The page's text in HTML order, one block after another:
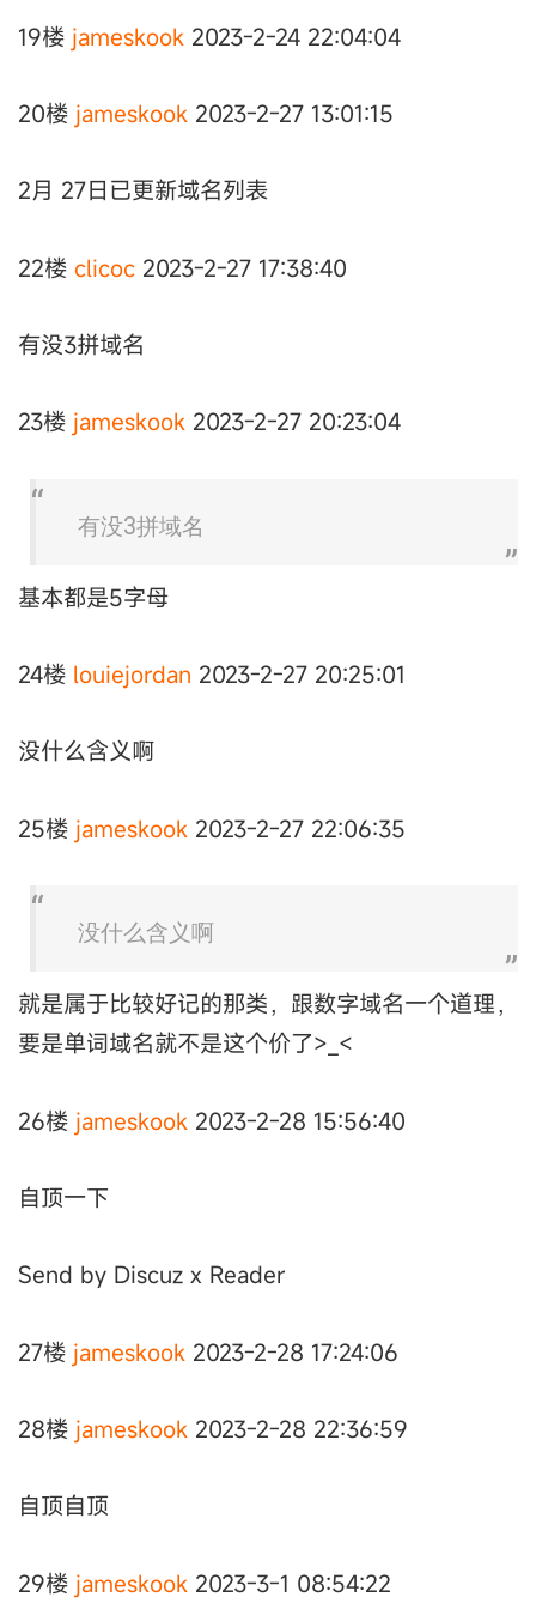
19楼 jameskook 2023-2-24 22:04:04
20楼 jameskook 2023-2-27 13:01:15
2月 27日已更新域名列表
22楼 clicoc 2023-2-27 17:38:40
有没3拼域名
23楼 jameskook 2023-2-27 20:23:04
有没3拼域名
基本都是5字母
24楼 louiejordan 2023-2-27 20:25:01
没什么含义啊
25楼 jameskook 2023-2-27 22:06:35
没什么含义啊
就是属于比较好记的那类，跟数字域名一个道理，
要是单词域名就不是这个价了>_<
26楼 jameskook 2023-2-28 15:56:40
自顶一下
Send by Discuz x Reader
27楼 jameskook 2023-2-28 17:24:06
28楼 jameskook 2023-2-28 22:36:59
自顶自顶
29楼 jameskook 2023-3-1 08:54:22